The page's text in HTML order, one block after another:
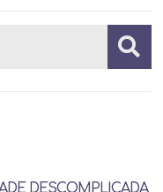
DESCOMPLICADA